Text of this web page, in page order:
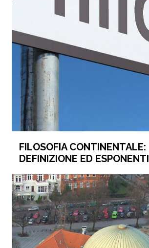
FILOSOFIA CONTINENTALE:
DEFINIZIONE ED ESPONENTI